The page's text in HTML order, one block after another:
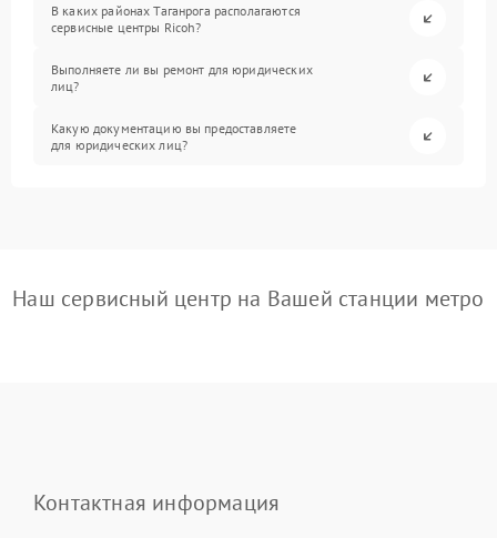
В каких районах Таганрога располагаются
сервисные центры Ricoh?
Выполняете ли вы ремонт для юридических
лиц?
Какую документацию вы предоставляете
для юридических лиц?
Наш сервисный центр на Вашей станции метро
Контактная информация